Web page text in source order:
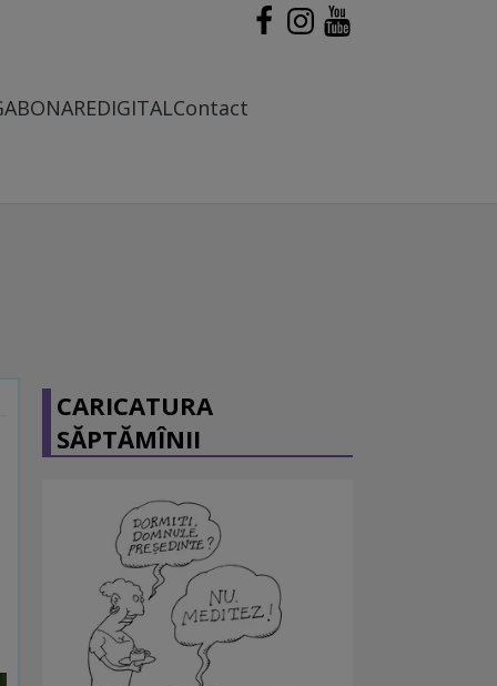
ABONAREDIGITALContact
CARICATURA
SĂPTĂMÎNII